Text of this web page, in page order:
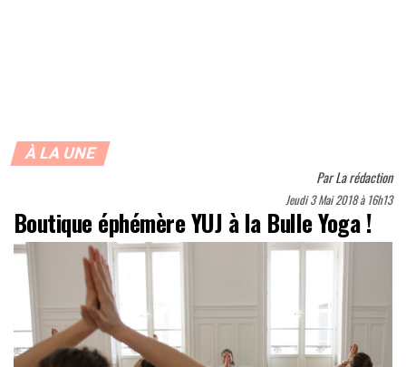
À LA UNE
ParLa rédaction
Jeudi 3 Mai 2018 à 16h13
Boutique éphémère YUJ à la Bulle Yoga !